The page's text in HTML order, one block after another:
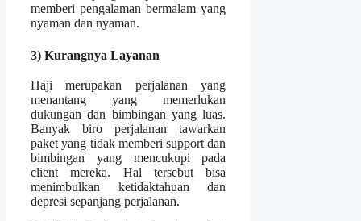
memberi pengalaman bermalam yang
nyaman dan nyaman.
3) Kurangnya Layanan
Haji merupakan perjalanan yang
menantang yang memerlukan
dukungan dan bimbingan yang luas.
Banyak biro perjalanan tawarkan
paket yang tidak memberi support dan
bimbingan yang mencukupi pada
client mereka. Hal tersebut bisa
menimbulkan ketidaktahuan dan
depresi sepanjang perjalanan.